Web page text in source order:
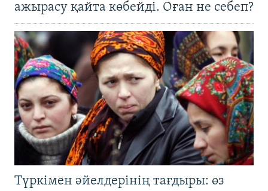
ажырасу қайта көбейді. Оған не себеп?
Түркімен әйелдерінің тағдыры: өз